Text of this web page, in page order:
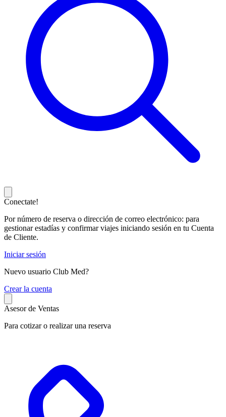
Conectate!
Por número de reserva o dirección de correo electrónico: para
gestionar estadías y confirmar viajes iniciando sesión en tu Cuenta
de Cliente.
Iniciar sesión
Nuevo usuario Club Med?
Crear la cuenta
Asesor de Ventas
Para cotizar o realizar una reserva